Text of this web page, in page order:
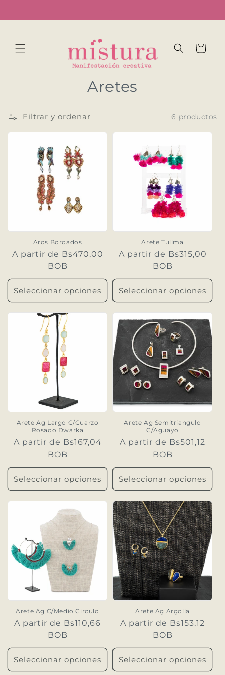
al contenido
Carrito
C
l
:
Aretes
Filtrar y ordenar 6 productos
Aros Bordados
Precio
A partir de Bs470,00
BOB
Seleccionar opciones
Arete Tullma
Precio
A partir de Bs315,00
BOB
Seleccionar opciones
Arete Ag Largo C/Cuarzo
Rosado Dwarka
Precio
A partir de Bs167,04
BOB
Seleccionar opciones
Arete Ag Semitriangulo
C/Aguayo
Precio
A partir de Bs501,12
BOB
Seleccionar opciones
Arete Ag C/Medio Circulo
Precio
A partir de Bs110,66
BOB
Seleccionar opciones
Arete Ag Argolla
Precio
A partir de Bs153,12
BOB
Seleccionar opciones